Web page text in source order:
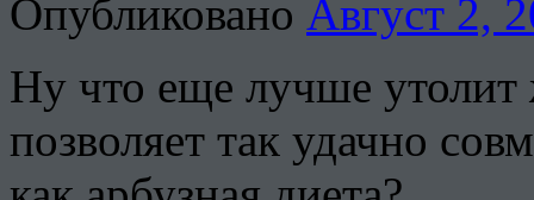
Опубликовано Август 2,
Ну что еще лучше
позволяет так удачно